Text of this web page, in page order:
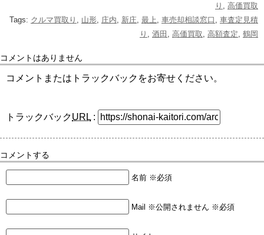
り
高価買取
Tags: クルマ買取り 山形 庄内 新庄 最上 車売却相談窓口
車査定見積
り
酒田 高価買取 高額査定 鶴岡
コメントはありません
コメントまたはトラックバックをお寄せください。
トラックバックURL :
コメントする
名前 ※必須
Mail ※公開されません ※必須